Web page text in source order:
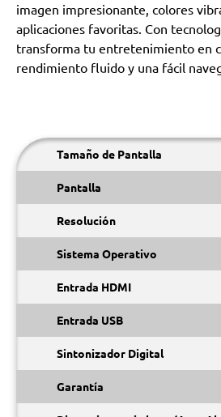
imagen impresionante, colores
aplicaciones favoritas. Con
transforma tu entretenimiento en
rendimiento fluido y una fácil
Tamaño de Pantalla
Pantalla
Resolución
Sistema Operativo
Entrada HDMI
Entrada USB
Sintonizador Digital
Garantía